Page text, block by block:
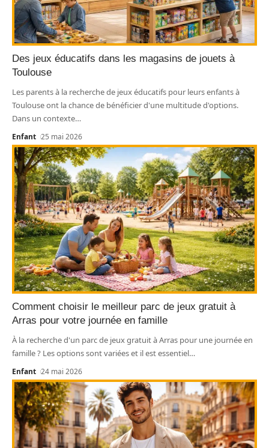
Des jeux éducatifs dans les magasins de jouets à
Toulouse
Les parents à la recherche de jeux éducatifs pour leurs enfants à
Toulouse ont la chance de bénéficier d'une multitude d'options.
Dans un contexte…
Enfant 25 mai 2026
Comment choisir le meilleur parc de jeux gratuit à
Arras pour votre journée en famille
À la recherche d'un parc de jeux gratuit à Arras pour une journée en
famille ? Les options sont variées et il est essentiel…
Enfant 24 mai 2026